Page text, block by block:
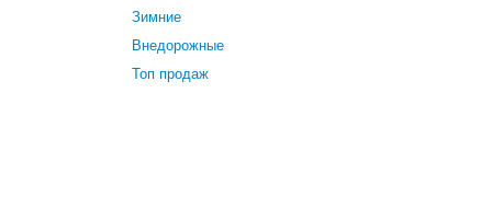
Зимние
Внедорожные
Топ продаж